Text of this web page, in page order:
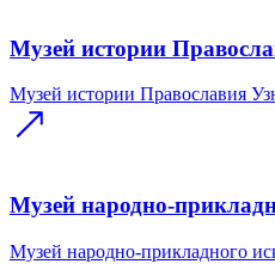
Музей истории
Музей истории Православия
Музей народно-
Музей народно-прикладного